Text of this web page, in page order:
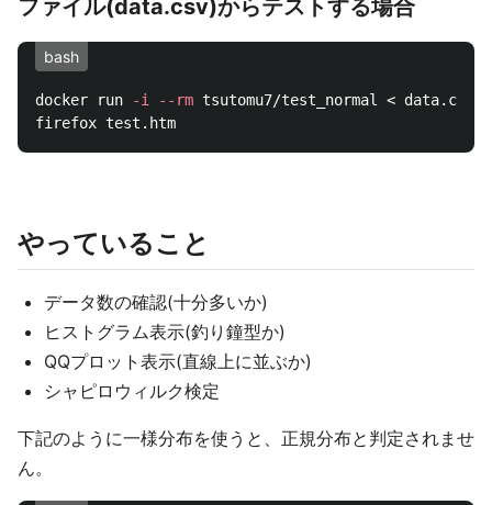
ファイル(data.csv)からテストする場合
bash
docker run -i --rm tsutomu7/test_normal < data.csv
やっていること
データ数の確認(十分多いか)
ヒストグラム表示(釣り鐘型か)
QQプロット表示(直線上に並ぶか)
シャピロウィルク検定
下記のように一様分布を使うと、正規分布と判定されませ
ん。